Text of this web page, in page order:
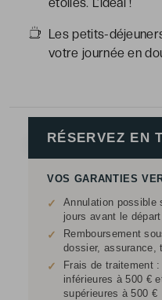
Les petits-
votre journée en
RÉSERVEZ EN
VOS GARANTIES
✓
Annulation
jours avant le départ
✓
Remboursement
dossier, assurance,
✓
Frais de traitement
inférieures à 500 €
supérieures à 500 €